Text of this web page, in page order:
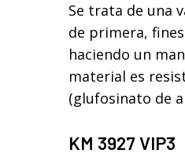
Se trata de una
de primera,
haciendo un
material es
(glufosinato de
KM 3927 VIP3